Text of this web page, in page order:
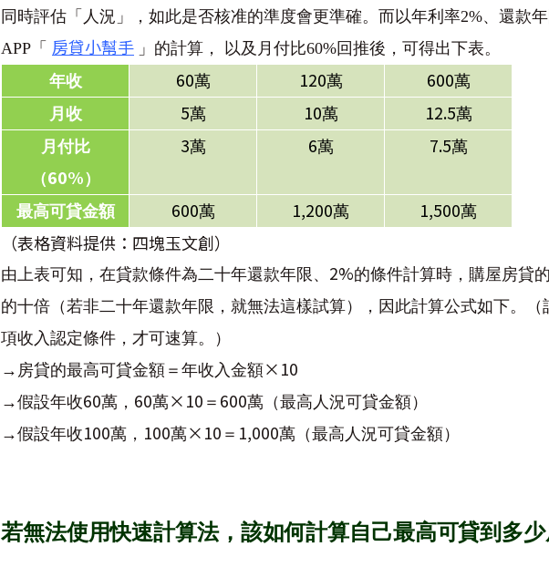
同時評估「人況」，如此是否核准的準度會更準確。而以年利率2%、還款
APP「 房貸小幫手 」的計算， 以及月付比60%回推後，可得出下表。
年收
60萬 120萬 600萬
月收
5萬 10萬 12.5萬
月付比
（60%）
3萬 6萬 7.5萬
最高可貸金額 600萬 1,200萬 1,500萬
（表格資料提供：四塊玉文創）
由上表可知，在貸款條件為二十年還款年限、 2%的條件計算時，購屋房貸
的十倍（若非二十年還款年限，就無法這樣試算），因此計算公式如下。
項收入認定條件，才可速算。）
→ 房貸的最高可貸金額＝年收入金額×10
→假設年收60萬， 60萬×10 ＝ 600萬（最高人況可貸金額）
→假設年收100萬， 100萬×10 ＝ 1,000萬（最高人況可貸金額）
若無法使用快速計算法，該如何計算自己最高可貸到多